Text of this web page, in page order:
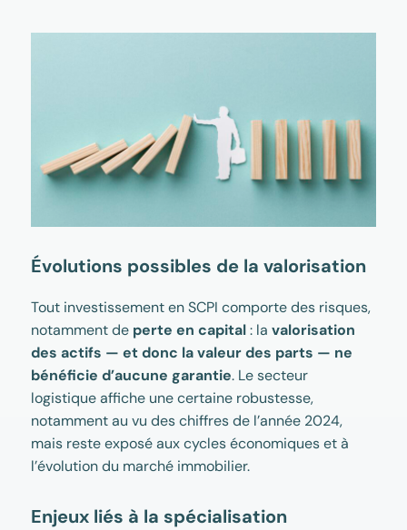
Évolutions possibles de la valorisation
Tout investissement en SCPI comporte des risques,
notamment de perte en capital: la valorisation
des actifs — et donc la valeur des parts — ne
bénéficie d’aucune garantie. Le secteur
logistique affiche une certaine robustesse,
notamment au vu des chiffres de l’année 2024,
mais reste exposé aux cycles économiques et à
l’évolution du marché immobilier.
Enjeux liés à la spécialisation